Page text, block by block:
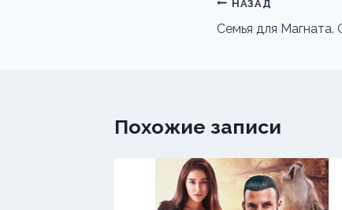
Навигация
по
НАЗАД
Семья для
Похожие записи